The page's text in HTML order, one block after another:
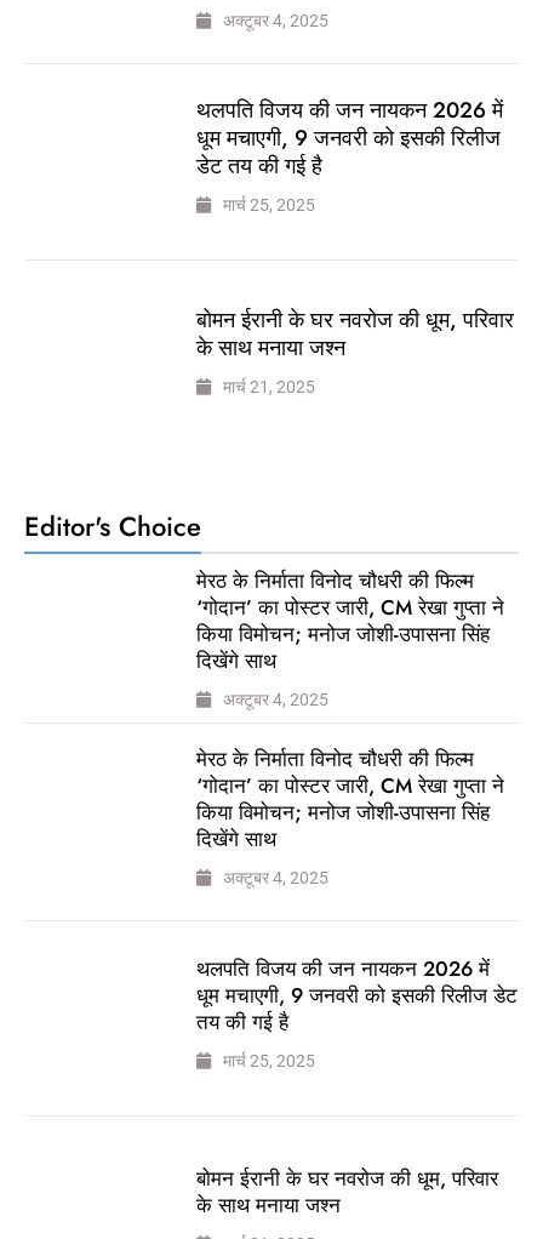
अक्टूबर 4, 2025
थलपति विजय की जन नायकन 2026 में
धूम मचाएगी, 9 जनवरी को इसकी रिलीज
डेट तय की गई है
मार्च 25, 2025
बोमन ईरानी के घर नवरोज की धूम, परिवार
के साथ मनाया जश्न
मार्च 21, 2025
Editor's Choice
मेरठ के निर्माता विनोद चौधरी की फिल्म
‘गोदान’ का पोस्टर जारी, CM रेखा गुप्ता ने
किया विमोचन; मनोज जोशी-उपासना सिंह
दिखेंगे साथ
अक्टूबर 4, 2025
मेरठ के निर्माता विनोद चौधरी की फिल्म
‘गोदान’ का पोस्टर जारी, CM रेखा गुप्ता ने
किया विमोचन; मनोज जोशी-उपासना सिंह
दिखेंगे साथ
अक्टूबर 4, 2025
थलपति विजय की जन नायकन 2026 में
धूम मचाएगी, 9 जनवरी को इसकी रिलीज डेट
तय की गई है
मार्च 25, 2025
बोमन ईरानी के घर नवरोज की धूम, परिवार
के साथ मनाया जश्न